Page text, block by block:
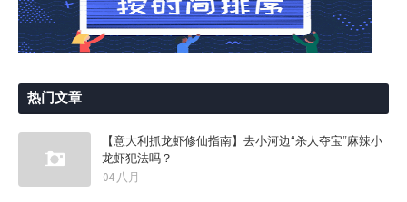
热门文章
【意大利抓龙虾修仙指南】去小河边“杀人夺宝”麻辣小
龙虾犯法吗？
04 八月